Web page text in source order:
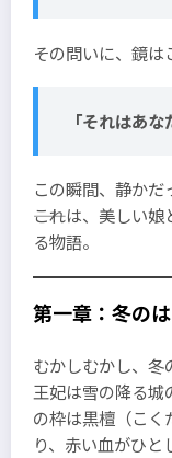
その問いに、鏡は
「それはあ
この瞬間、静かだ
――これは、美しい
る物語。
第一章：冬の
むかしむかし、冬
王妃は雪の降る城
の枠は黒檀（こく
り、赤い血がひと